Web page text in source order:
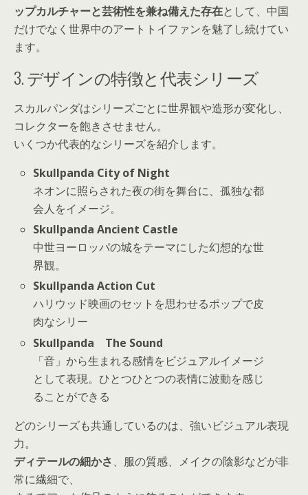
ップカルチャーと芸術性を兼ね備えた存在として、中国
だけでなく世界中のアートトイファンを魅了し続けてい
ます。
3. デザインの特徴と代表シリーズ
スカルパンダはシリーズごとに世界観や造形が変化し、
コレクターを飽きさせません。
いくつか代表的なシリーズを紹介します。
Skullpanda City of Night
ネオンに照らされた夜の街を舞台に、孤独な都
会人をイメージ。
Skullpanda Ancient Castle
中世ヨーロッパの城をテーマにした幻想的な世
界観。
Skullpanda Action Cut
ハリウッド映画のセットを思わせるポップで皮
肉なシリー
Skullpanda The Sound
「音」から生まれる感情をビジュアルイメージ
として表現。ひとつひとつの表情に波動を感じ
ることができる
どのシリーズも共通しているのは、 強いビジュアル表現
力。
ディテールの細かさ、服の質感、メイクの陰影などが非
常に繊細で、